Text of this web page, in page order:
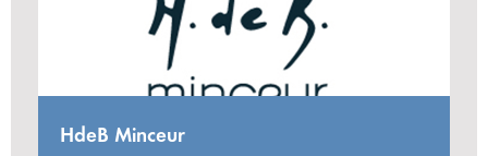
HdeB Minceur